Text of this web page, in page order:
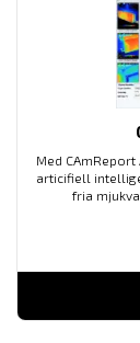
Med
articifiell
fria